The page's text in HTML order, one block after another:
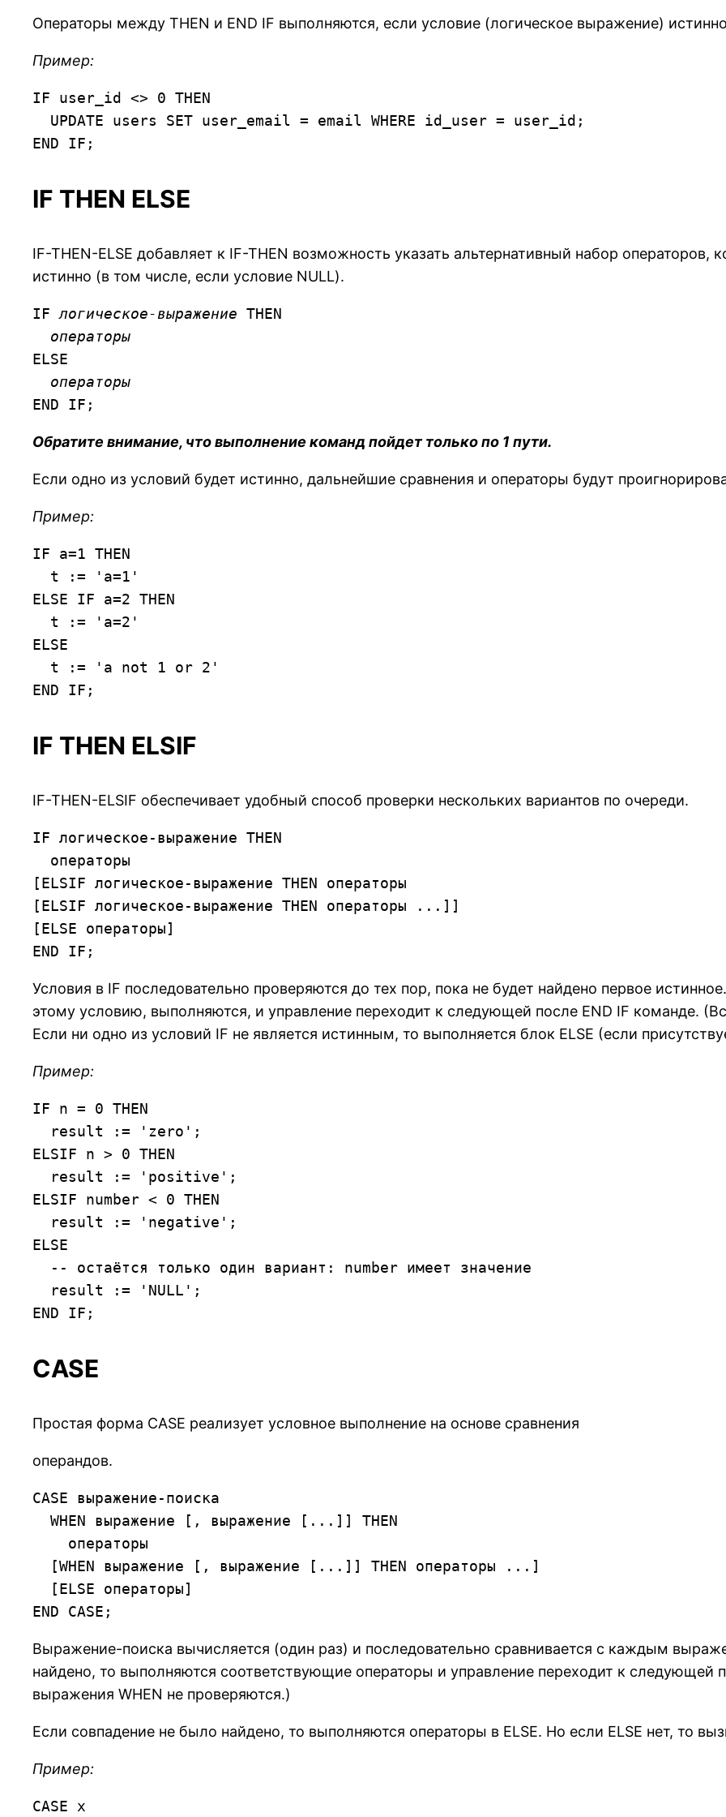
Операторы между THEN и END IF выполняются, если условие (логическое выражение)
Пример:
IF user_id <> 0 THEN
END IF;
IF THEN ELSE
IF-THEN-ELSE добавляет к IF-THEN возможность указать альтернативный набор операторов,
истинно (в том числе, если условие NULL).
IF логическое-выражение THEN
операторы
ELSE
операторы
END IF;
Обратите внимание, что выполнение команд пойдет только по 1 пути.
Если одно из условий будет истинно, дальнейшие сравнения и операторы будут
Пример:
IF a=1 THEN
ELSE IF a=2 THEN
ELSE
END IF;
IF THEN ELSIF
IF-THEN-ELSIF обеспечивает удобный способ проверки нескольких вариантов по очереди.
IF логическое-выражение THEN
[ELSIF логическое-выражение THEN операторы
[ELSIF логическое-выражение THEN операторы ...]]
[ELSE операторы]
END IF;
Условия в IF последовательно проверяются до тех пор, пока не будет найдено первое
этому условию, выполняются, и управление переходит к следующей после END IF команде.
Если ни одно из условий IF не является истинным, то выполняется блок ELSE (если
Пример:
IF n = 0 THEN
ELSIF n > 0 THEN
ELSIF number < 0 THEN
ELSE
END IF;
CASE
Простая форма CASE реализует условное выполнение на основе сравнения
операндов.
CASE выражение-поиска
END CASE;
Выражение-поиска вычисляется (один раз) и последовательно сравнивается с каждым
найдено, то выполняются соответствующие операторы и управление переходит к следующей
выражения WHEN не проверяются.)
Если совпадение не было найдено, то выполняются операторы в ELSE. Но если ELSE нет, то
Пример:
CASE x